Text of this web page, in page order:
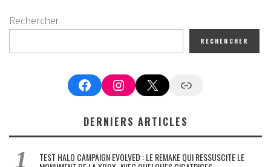
Rechercher
RECHERCHER
FacebookInstagram
X Google News
DERNIERS ARTICLES
TEST HALO CAMPAIGN EVOLVED : LE REMAKE QUI RESSUSCITE LE